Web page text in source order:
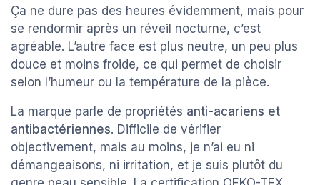
Ça ne dure pas des heures évidemment, mais pour
se rendormir après un réveil nocturne, c’est
agréable. L’autre face est plus neutre, un peu plus
douce et moins froide, ce qui permet de choisir
selon l’humeur ou la température de la pièce.
La marque parle de propriétés anti-acariens et
antibactériennes. Difficile de vérifier
objectivement, mais au moins, je n’ai eu ni
démangeaisons, ni irritation, et je suis plutôt du